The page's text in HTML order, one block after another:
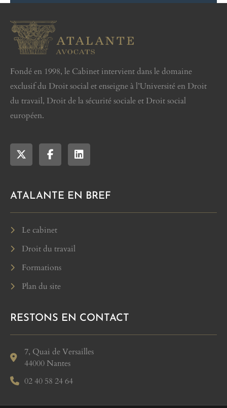
Fondé en 1998, le Cabinet intervient dans le domaine
exclusif du Droit social et enseigne à l’Université en Droit
du travail, Droit de la sécurité sociale et Droit social
européen.
ATALANTE EN BREF
Le cabinet
Droit du travail
Formations
Plan du site
RESTONS EN CONTACT
7, Quai de Versailles
44000 Nantes
02 40 58 24 64